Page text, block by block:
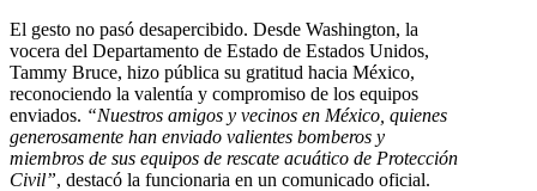
El gesto no pasó desapercibido. Desde Washington, la
vocera del Departamento de Estado de Estados Unidos,
Tammy Bruce, hizo pública su gratitud hacia México,
reconociendo la valentía y compromiso de los equipos
enviados. “Nuestros amigos y vecinos en México, quienes
generosamente han enviado valientes bomberos y
miembros de sus equipos de rescate acuático de Protección
Civil”, destacó la funcionaria en un comunicado oficial.